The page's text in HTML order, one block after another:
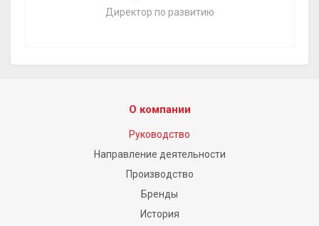
Директор по развитию
О компании
Руководство
Направление деятельности
Производство
Бренды
История